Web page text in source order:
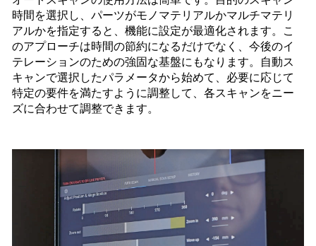
時間を選択し、パーツがモノマテリアルかマルチマテリ
アルかを指定すると、機能に設定が最適化されます。こ
のアプローチは時間の節約になるだけでなく、今後のイ
テレーションのための強固な基盤にもなります。自動ス
キャンで選択したパラメータから始めて、必要に応じて
特定の要件を満たすように調整して、各スキャンをニー
ズに合わせて調整できます。